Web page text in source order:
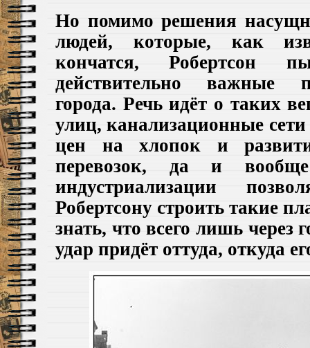
Но помимо решения
людей, которые, как
кончатся, Робертсон
действительно важные
города. Речь идёт о таких
улиц, канализационные
цен на хлопок и
перевозок, да и
индустриализации
Робертсону строить такие
знать, что всего лишь через
удар придёт оттуда, откуда